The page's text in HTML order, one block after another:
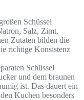
Schüssel
Salz, Zimt,
Zutaten bilden die
richtige Konsistenz
Schüssel
und dem braunen
ist. Das dauert ein
Kuchen besonders